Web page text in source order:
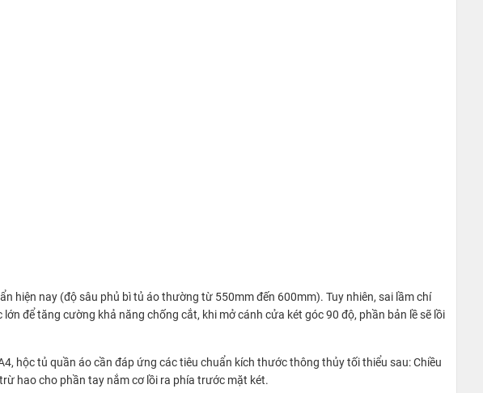
hiện nay (độ sâu phủ bì tủ áo thường từ 550mm đến 600mm). Tuy nhiên, sai lầm chí
để tăng cường khả năng chống cắt, khi mở cánh cửa két góc 90 độ, phần bản lề sẽ lồi
hộc tủ quần áo cần đáp ứng các tiêu chuẩn kích thước thông thủy tối thiểu sau: Chiều
hao cho phần tay nắm cơ lồi ra phía trước mặt két.